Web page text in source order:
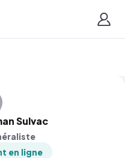
Sulvac
en ligne